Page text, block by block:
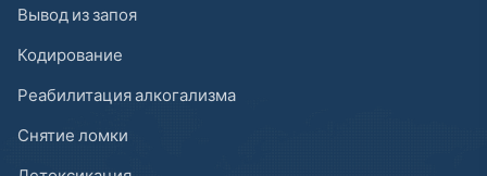
Вывод из запоя
Кодирование
Реабилитация алкогализма
Снятие ломки